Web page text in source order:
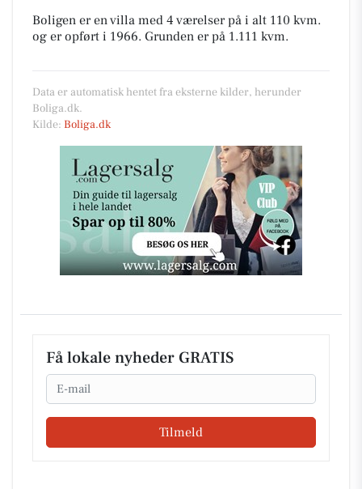
Boligen er en villa med 4 værelser på i alt 110 kvm.
og er opført i 1966. Grunden er på 1.111 kvm.
Data er automatisk hentet fra eksterne kilder, herunder
Boliga.dk.
Kilde: Boliga.dk
Få lokale nyheder GRATIS
Email
Tilmeld